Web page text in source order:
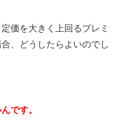
価を大きく上回るプレミ
、どうしたらよいのでし
です。